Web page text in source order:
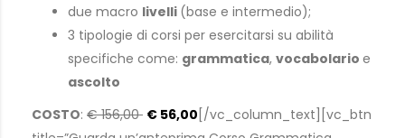
due macro livelli (base e intermedio);
3 tipologie di corsi per esercitarsi su abilità
specifiche come: grammatica, vocabolario e
ascolto
COSTO: € 156,00 € 56,00 [/vc_column_text][vc_btn